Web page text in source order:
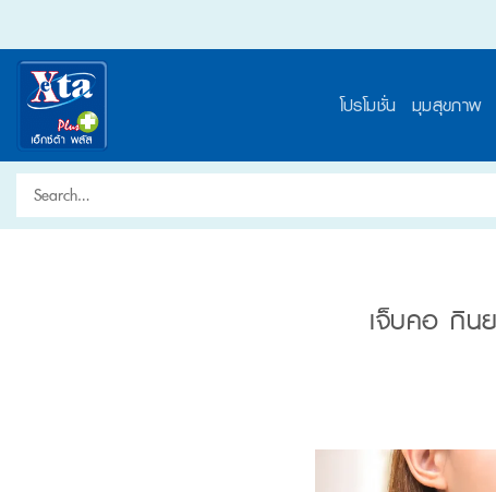
content
โปรโมชั่น มุมสุขภาพ
Search
for:
เจ็บคอ กิน